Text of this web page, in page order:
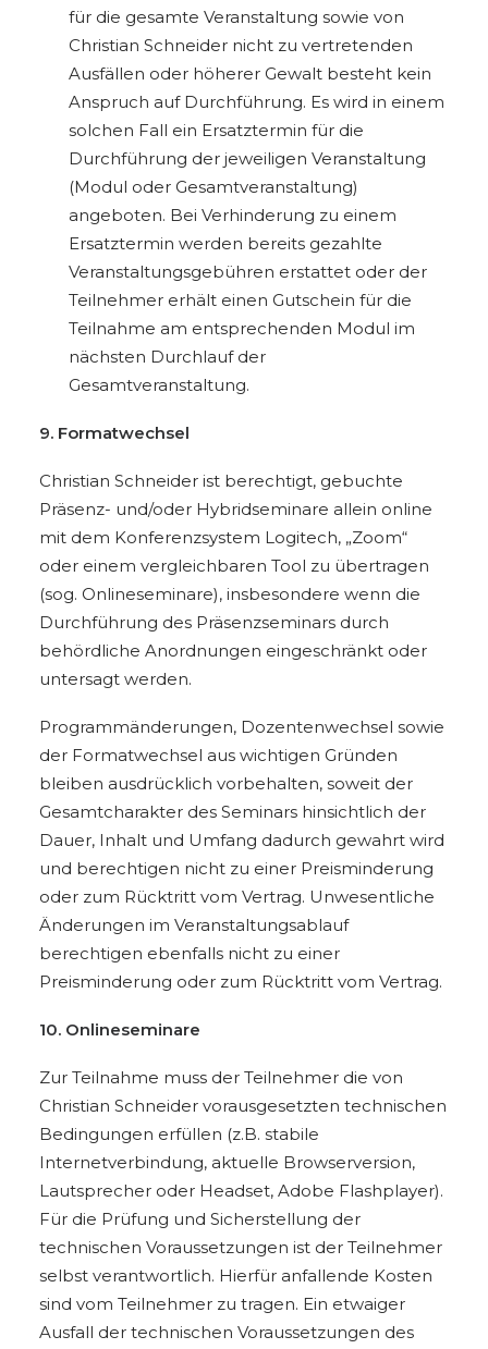
für die gesamte Veranstaltung sowie von
Christian Schneider nicht zu vertretenden
Ausfällen oder höherer Gewalt besteht kein
Anspruch auf Durchführung. Es wird in einem
solchen Fall ein Ersatztermin für die
Durchführung der jeweiligen Veranstaltung
(Modul oder Gesamtveranstaltung)
angeboten. Bei Verhinderung zu einem
Ersatztermin werden bereits gezahlte
Veranstaltungsgebühren erstattet oder der
Teilnehmer erhält einen Gutschein für die
Teilnahme am entsprechenden Modul im
nächsten Durchlauf der
Gesamtveranstaltung.
9. Formatwechsel
Christian Schneider ist berechtigt, gebuchte
Präsenz- und/oder Hybridseminare allein online
mit dem Konferenzsystem Logitech, „Zoom“
oder einem vergleichbaren Tool zu übertragen
(sog. Onlineseminare), insbesondere wenn die
Durchführung des Präsenzseminars durch
behördliche Anordnungen eingeschränkt oder
untersagt werden.
Programmänderungen, Dozentenwechsel sowie
der Formatwechsel aus wichtigen Gründen
bleiben ausdrücklich vorbehalten, soweit der
Gesamtcharakter des Seminars hinsichtlich der
Dauer, Inhalt und Umfang dadurch gewahrt wird
und berechtigen nicht zu einer Preisminderung
oder zum Rücktritt vom Vertrag. Unwesentliche
Änderungen im Veranstaltungsablauf
berechtigen ebenfalls nicht zu einer
Preisminderung oder zum Rücktritt vom Vertrag.
10. Onlineseminare
Zur Teilnahme muss der Teilnehmer die von
Christian Schneider vorausgesetzten technischen
Bedingungen erfüllen (z.B. stabile
Internetverbindung, aktuelle Browserversion,
Lautsprecher oder Headset, Adobe Flashplayer).
Für die Prüfung und Sicherstellung der
technischen Voraussetzungen ist der Teilnehmer
selbst verantwortlich. Hierfür anfallende Kosten
sind vom Teilnehmer zu tragen. Ein etwaiger
Ausfall der technischen Voraussetzungen des